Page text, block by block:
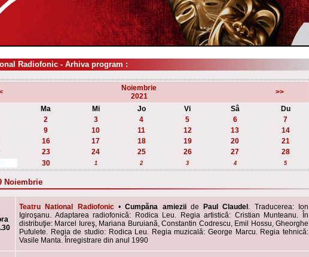
Radiofonic - Arhiva program :
Noiembrie
2021
>>
Ma Mi Jo Vi Sâ
Du
2 3 4 5 6
7
9 10 11 12 13
14
16 17 18 19 20
21
23 24 25 26 27
28
30 1 2 3 4 5
Noiembrie
Teatru National Radiofonic •Cumpăna amieziide Paul Claudel . Traducerea: Ion
Igiroşanu. Adaptarea radiofonică: Rodica Leu. Regia artistică: Cristian Munteanu. În
distribuţie: Marcel Iureş, Mariana Buruiană, Constantin Codrescu, Emil Hossu, Gheorghe
Pufulete. Regia de studio: Rodica Leu. Regia muzicală: George Marcu. Regia tehnică:
Vasile Manta. Înregistrare din anul 1990